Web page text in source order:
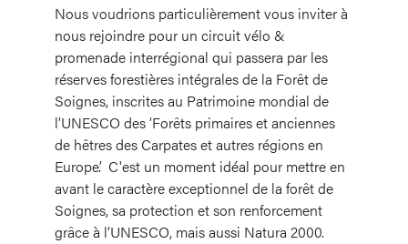
Nous voudrions particulièrement vous inviter à
nous rejoindre pour un circuit vélo &
promenade interrégional qui passera par les
réserves forestières intégrales de la Forêt de
Soignes, inscrites au Patrimoine mondial de
l’UNESCO des ‘Forêts primaires et anciennes
de hêtres des Carpates et autres régions en
Europe’. C'est un moment idéal pour mettre en
avant le caractère exceptionnel de la forêt de
Soignes, sa protection et son renforcement
grâce à l’UNESCO, mais aussi Natura 2000.